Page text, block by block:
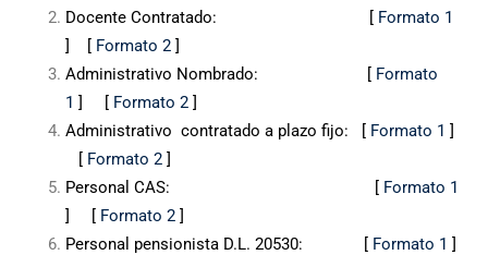
Docente Contratado: [ Formato 1
] [ Formato 2 ]
Administrativo Nombrado: [ Formato
1 ] [ Formato 2 ]
Administrativo contratado a plazo fijo: [ Formato 1 ]
[ Formato 2 ]
Personal CAS: [ Formato 1
] [ Formato 2 ]
Personal pensionista D.L. 20530: [ Formato 1 ]